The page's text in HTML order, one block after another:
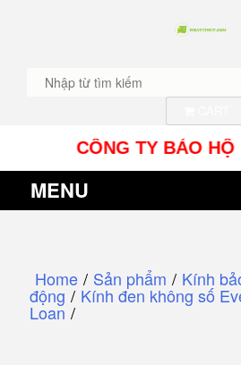
CÔNG TY BẢO HỘ
MENU
Home / Sản phẩm / Kính
động / Kính đen không số
Loan /